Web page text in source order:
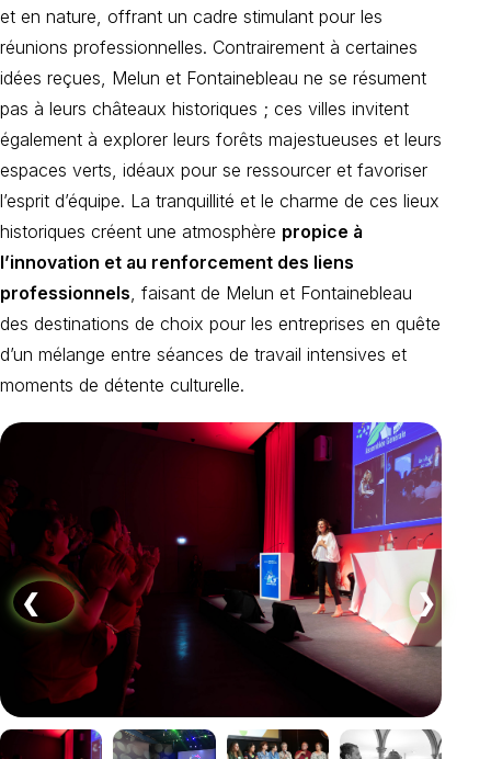
et en nature, offrant un cadre stimulant pour les
réunions professionnelles. Contrairement à certaines
idées reçues, Melun et Fontainebleau ne se résument
pas à leurs châteaux historiques ; ces villes invitent
également à explorer leurs forêts majestueuses et leurs
espaces verts, idéaux pour se ressourcer et favoriser
l’esprit d’équipe. La tranquillité et le charme de ces lieux
historiques créent une atmosphère propice à
l’innovation et au renforcement des liens
professionnels, faisant de Melun et Fontainebleau
des destinations de choix pour les entreprises en quête
d’un mélange entre séances de travail intensives et
moments de détente culturelle.
❮ ❯